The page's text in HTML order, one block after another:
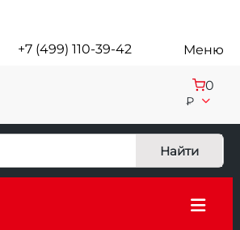
+7 (499) 110-39-42 Меню
0
₽
Найти